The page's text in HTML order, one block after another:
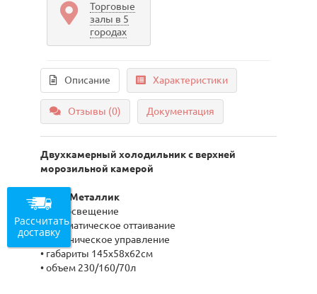
Торговые
залы в 5
городах
Описание Характеристики
Отзывы (0) Документация
Двухкамерный холодильник с верхней
морозильной камерой
• цвет
Металлик
• LED освещение
• автоматическое оттаивание
• механическое управление
• габариты 145x58x62см
• объем 230/160/70л
Рассчитать
доставку